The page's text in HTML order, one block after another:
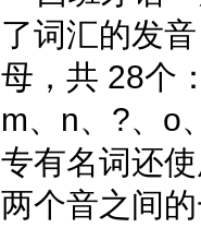
了词汇的发
母，共 28个
m、n、?、o
专有名词还
两个音之间